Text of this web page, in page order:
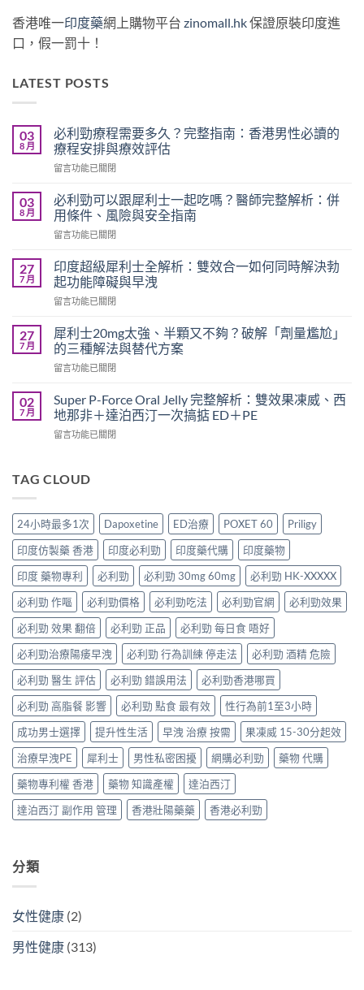
香港唯一印度藥網上購物平台 zinomall.hk保證原裝印度進
口，假一罰十！
LATEST POSTS
03
8 月
必利勁療程需要多久？完整指南：香港男性必讀的
療程安排與療效評估
在
利
勁
療
程
要
多
久？
完
指
南：
港
性
必
讀
安
與
療
效
評
估〉
中
留言功能已關閉
03
8 月
必利勁可以跟犀利士一起吃嗎？醫師完整解析：併
用條件、風險與安全指南
在
利
勁
可
以
犀
利
士
一
吃
嗎？
師
解
用
條
件、
風
險
與
安
全
指
南〉
中
留言功能已關閉
27
7 月
印度超級犀利士全解析：雙效合一如何同時解決勃
起功能障礙與早洩
在
度
超
級
犀
士
全
解
析：
合
何
同
時
解
決
勃
起
功
能
障
礙
與
早
洩〉
中
留言功能已關閉
27
7 月
犀利士20mg太強、半顆又不夠？破解「劑量尷尬」
的三種解法與替代方案
在
利
士
20mg
太
顆
夠？
破
解
「劑
量
尷
尬」
的
三
種
解
法
與
替
代
方
案〉
中
留言功能已關閉
02
7 月
Super P-Force Oral Jelly 完整解析：雙效果凍威、西
地那非＋達泊西汀一次搞掂 ED＋PE
在
Force
完
整
解
析：
雙
效
果
凍
威、
西
地
那
非
＋
達
泊
西
汀
一
次
搞
掂
ED
留言功能已關閉
TAG CLOUD
24小時最多1次 Dapoxetine ED治療 POXET 60
Priligy
印度仿製藥 香港
印度必利勁 印度藥代購
印度藥物
印度 藥物專利
必利勁 必利勁 30mg 60mg
必利勁 HK-XXXXX
必利勁 作嘔
必利勁價格 必利勁吃法 必利勁官網
必利勁效果
必利勁 效果 翻倍
必利勁 正品
必利勁 每日食 唔好
必利勁治療陽痿早洩
必利勁 行為訓練 停走法
必利勁 酒精 危險
必利勁 醫生 評估
必利勁 錯誤用法
必利勁香港哪買
必利勁 高脂餐 影響
必利勁 點食 最有效
性行為前1至3小時
成功男士選擇
提升性生活 早洩 治療 按需
果凍威 15-30分起效
治療早洩PE
犀利士 男性私密困擾 網購必利勁
藥物 代購
藥物專利權 香港
藥物 知識產權
達泊西汀
達泊西汀 副作用 管理
香港壯陽藥藥 香港必利勁
分類
女性健康 (2)
男性健康 (313)